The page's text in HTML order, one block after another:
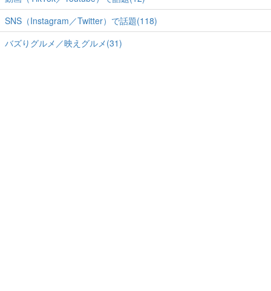
SNS（Instagram／Twitter）で話題(118)
バズりグルメ／映えグルメ(31)